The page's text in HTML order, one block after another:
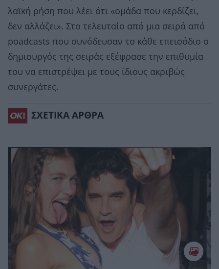
λαϊκή ρήση που λέει ότι «ομάδα που κερδίζει,
δεν αλλάζει». Στο τελευταίο από μια σειρά από
poadcasts που συνόδευσαν το κάθε επεισόδιο ο
δημιουργός της σειράς εξέφρασε την επιθυμία
του να επιστρέψει με τους ίδιους ακριβώς
συνεργάτες.
ΣΧΕΤΙΚΑ ΑΡΘΡΑ